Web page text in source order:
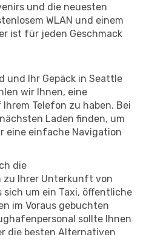
und die neuesten
WLAN und einem
ist für jeden Geschmack
und Ihr Gepäck in Seattle
wir Ihnen, eine
Telefon zu haben. Bei
Laden finden, um
eine einfache Navigation
die
zu Ihrer Unterkunft von
um ein Taxi, öffentliche
im Voraus gebuchten
sollte Ihnen
die besten Alternativen